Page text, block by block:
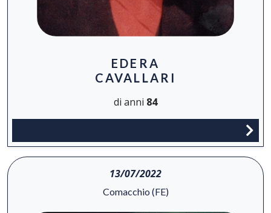
EDERA
CAVALLARI
di anni 84
13/07/2022
Comacchio (FE)